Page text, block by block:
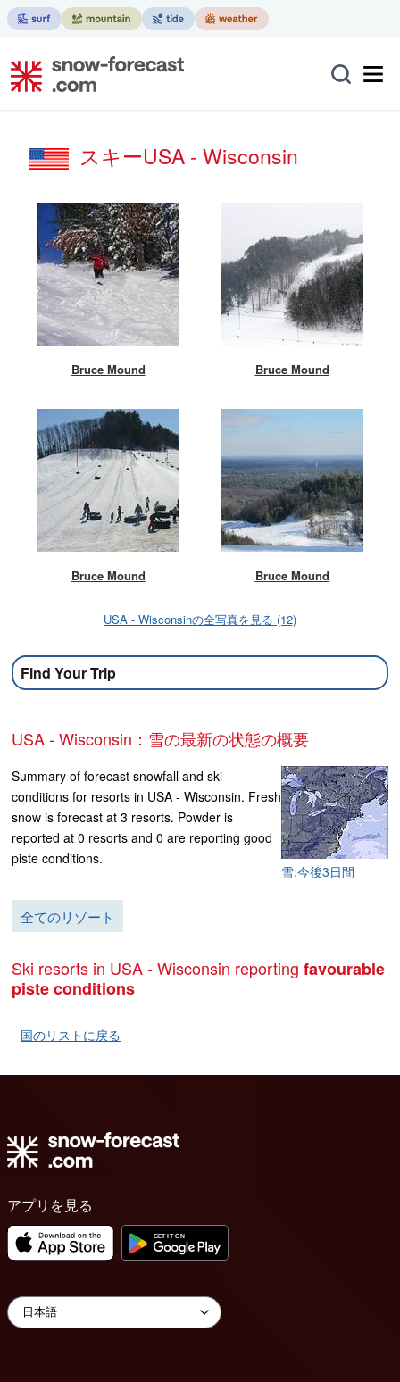
スキーUSA - Wisconsin
Bruce Mound Bruce Mound
Bruce Mound Bruce Mound
USA - Wisconsinの全写真を見る (12)
Find Your Trip
USA - Wisconsin：雪の最新の状態の概要
雪:今後3日間
Summary of forecast snowfall and ski
conditions for resorts in USA - Wisconsin. Fresh
snow is forecast at 3 resorts. Powder is
reported at 0 resorts and 0 are reporting good
piste conditions.
全てのリゾート
Ski resorts in USA - Wisconsin reporting favourable
piste conditions
国のリストに戻る
アプリを見る